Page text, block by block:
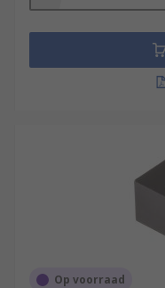
Op voorraad